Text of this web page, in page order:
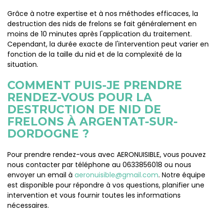
Grâce à notre expertise et à nos méthodes efficaces, la
destruction des nids de frelons se fait généralement en
moins de 10 minutes après l'application du traitement.
Cependant, la durée exacte de l'intervention peut varier en
fonction de la taille du nid et de la complexité de la
situation.
COMMENT PUIS-JE PRENDRE
RENDEZ-VOUS POUR LA
DESTRUCTION DE NID DE
FRELONS À ARGENTAT-SUR-
DORDOGNE ?
Pour prendre rendez-vous avec AERONUISIBLE, vous pouvez
nous contacter par téléphone au 0633856018 ou nous
envoyer un email à aeronuisible@gmail.com. Notre équipe
est disponible pour répondre à vos questions, planifier une
intervention et vous fournir toutes les informations
nécessaires.